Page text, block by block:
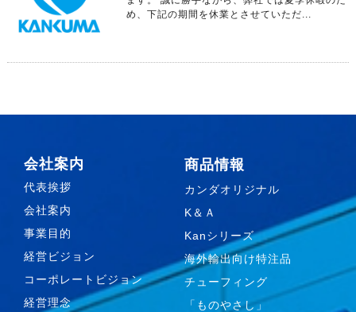
め、下記の期間を休業とさせていただ...
会社案内
代表挨拶
会社案内
事業目的
経営ビジョン
コーポレートビジョン
経営理念
商品情報
カンダオリジナル
K＆Ａ
Kanシリーズ
海外輸出向け特注品
チューフィング
「ものやさし」